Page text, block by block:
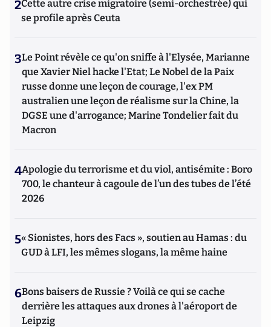
2Cette autre crise migratoire (semi-orchestrée) qui
se profile après Ceuta
3Le Point révèle ce qu'on sniffe à l'Elysée, Marianne
que Xavier Niel hacke l'Etat; Le Nobel de la Paix
russe donne une leçon de courage, l'ex PM
australien une leçon de réalisme sur la Chine, la
DGSE une d'arrogance; Marine Tondelier fait du
Macron
4Apologie du terrorisme et du viol, antisémite : Boro
700, le chanteur à cagoule de l’un des tubes de l’été
2026
5« Sionistes, hors des Facs », soutien au Hamas : du
GUD à LFI, les mêmes slogans, la même haine
6Bons baisers de Russie ? Voilà ce qui se cache
derrière les attaques aux drones à l'aéroport de
Leipzig